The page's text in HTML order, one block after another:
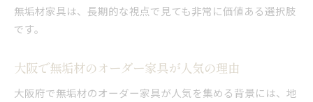
無垢材家具は、長期的な視点で見ても非常に価値ある選択肢
です。
大阪で無垢材のオーダー家具が人気の理由
大阪府で無垢材のオーダー家具が人気を集める背景には、地